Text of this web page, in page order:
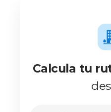
Calcula tu